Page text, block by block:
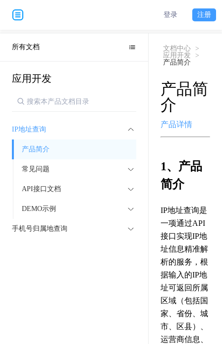
登录 注册
所有文档
应用开发
IP地址查询
产品简介
常见问题
API接口文档
DEMO示例
手机号归属地查询
文档中心
>
应用开发
>
产品简介
产品简
介
产品详情
1、产品
简介
IP地址查询是
一项通过API
接口实现IP地
址信息精准解
析的服务，根
据输入的IP地
址可返回所属
区域（包括国
家、省份、城
市、区县）、
运营商信息、